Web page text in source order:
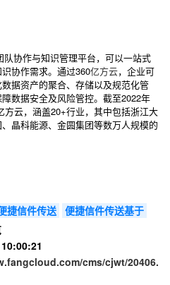
队协作与知识管理平台，可以一站式
协作需求。通过360亿方云，企业可
据资产的聚合、存储以及规范化管
数据安全及风险管控。截至2022年
方云，涵盖20+行业，其中包括浙江大
晶科能源、金圆集团等数万人规模的
捷信件传送 便捷信件传送基于
cms/cjwt/20406.